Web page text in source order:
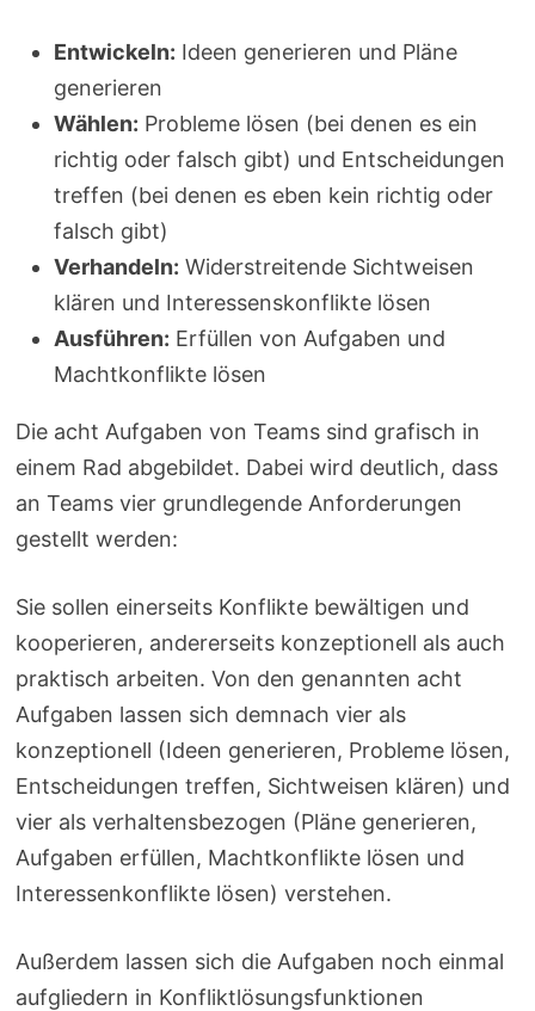
Entwickeln: Ideen generieren und Pläne
generieren
Wählen: Probleme lösen (bei denen es ein
richtig oder falsch gibt) und Entscheidungen
treffen (bei denen es eben kein richtig oder
falsch gibt)
Verhandeln: Widerstreitende Sichtweisen
klären und Interessenskonflikte lösen
Ausführen: Erfüllen von Aufgaben und
Machtkonflikte lösen
Die acht Aufgaben von Teams sind grafisch in
einem Rad abgebildet. Dabei wird deutlich, dass
an Teams vier grundlegende Anforderungen
gestellt werden:
Sie sollen einerseits Konflikte bewältigen und
kooperieren, andererseits konzeptionell als auch
praktisch arbeiten. Von den genannten acht
Aufgaben lassen sich demnach vier als
konzeptionell (Ideen generieren, Probleme lösen,
Entscheidungen treffen, Sichtweisen klären) und
vier als verhaltensbezogen (Pläne generieren,
Aufgaben erfüllen, Machtkonflikte lösen und
Interessenkonflikte lösen) verstehen.
Außerdem lassen sich die Aufgaben noch einmal
aufgliedern in Konfliktlösungsfunktionen